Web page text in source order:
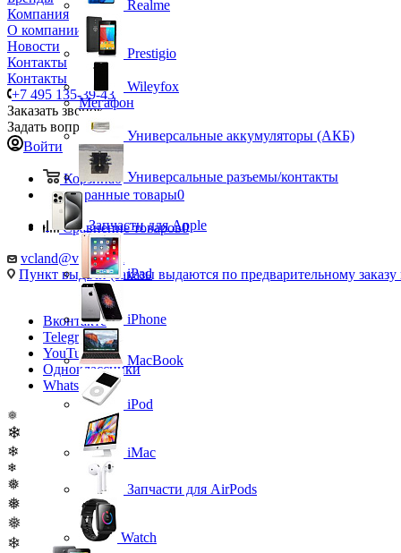
Компания
О компании
Новости
Контакты
Контакты
+7 495 135-39-43
Заказать звонок
Задать вопрос
Войти
Корзина0
Избранные товары0
Сравнение товаров0
vcland@vcland.ru
Пункт выдачи (заказы выдаются по предварительному заказу
Вконтакте
Telegram
YouTube
Одноклассники
WhatsApp
❅
❄
❄
❄
❅
❅
❅
❄
Realme
Prestigio
Wileyfox
Мегафон
Универсальные аккумуляторы (АКБ)
Универсальные разъемы/контакты
Запчасти для Apple
iPad
iPhone
MacBook
iPod
iMac
Запчасти для AirPods
Watch